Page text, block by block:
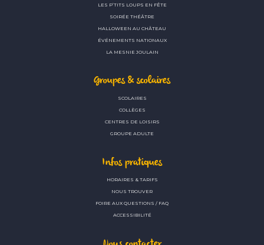
LES P’TITS LOUPS EN FÊTE
SOIRÉE THÉÂTRE
HALLOWEEN AU CHÂTEAU
ÉVÉNEMENTS NATIONAUX
LA MESNIE JOULAIN
Groupes & scolaires
SCOLAIRES
COLLÈGES
CENTRES DE LOISIRS
GROUPE ADULTE
Infos pratiques
HORAIRES & TARIFS
NOUS TROUVER
FOIRE AUX QUESTIONS / FAQ
ACCESSIBILITÉ